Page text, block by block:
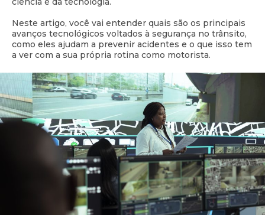
Neste artigo, você vai entender quais são os principais
avanços tecnológicos voltados à segurança no trânsito,
como eles ajudam a prevenir acidentes e o que isso tem
a ver com a sua própria rotina como motorista.